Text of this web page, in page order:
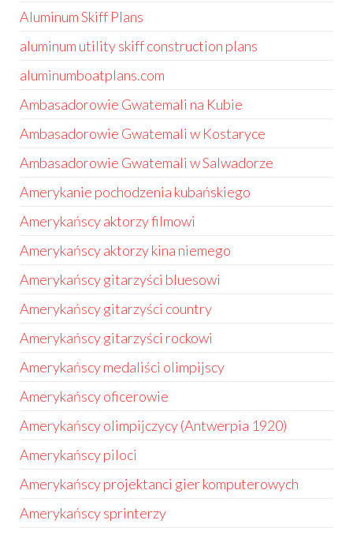
Aluminum Skiff Plans
aluminum utility skiff construction plans
aluminumboatplans.com
Ambasadorowie Gwatemali na Kubie
Ambasadorowie Gwatemali w Kostaryce
Ambasadorowie Gwatemali w Salwadorze
Amerykanie pochodzenia kubańskiego
Amerykańscy aktorzy filmowi
Amerykańscy aktorzy kina niemego
Amerykańscy gitarzyści bluesowi
Amerykańscy gitarzyści country
Amerykańscy gitarzyści rockowi
Amerykańscy medaliści olimpijscy
Amerykańscy oficerowie
Amerykańscy olimpijczycy (Antwerpia 1920)
Amerykańscy piloci
Amerykańscy projektanci gier komputerowych
Amerykańscy sprinterzy